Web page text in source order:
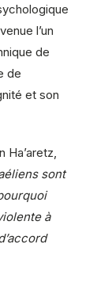
l’un
de
de
et son
sont
à